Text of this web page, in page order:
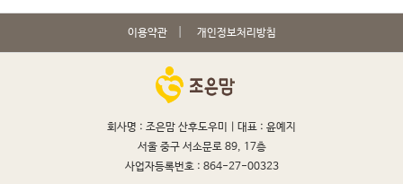
이용약관 개인정보처리방침
회사명 : 조은맘 산후도우미 | 대표 : 윤예지
서울 중구 서소문로 89, 17층
사업자등록번호 : 864-27-00323